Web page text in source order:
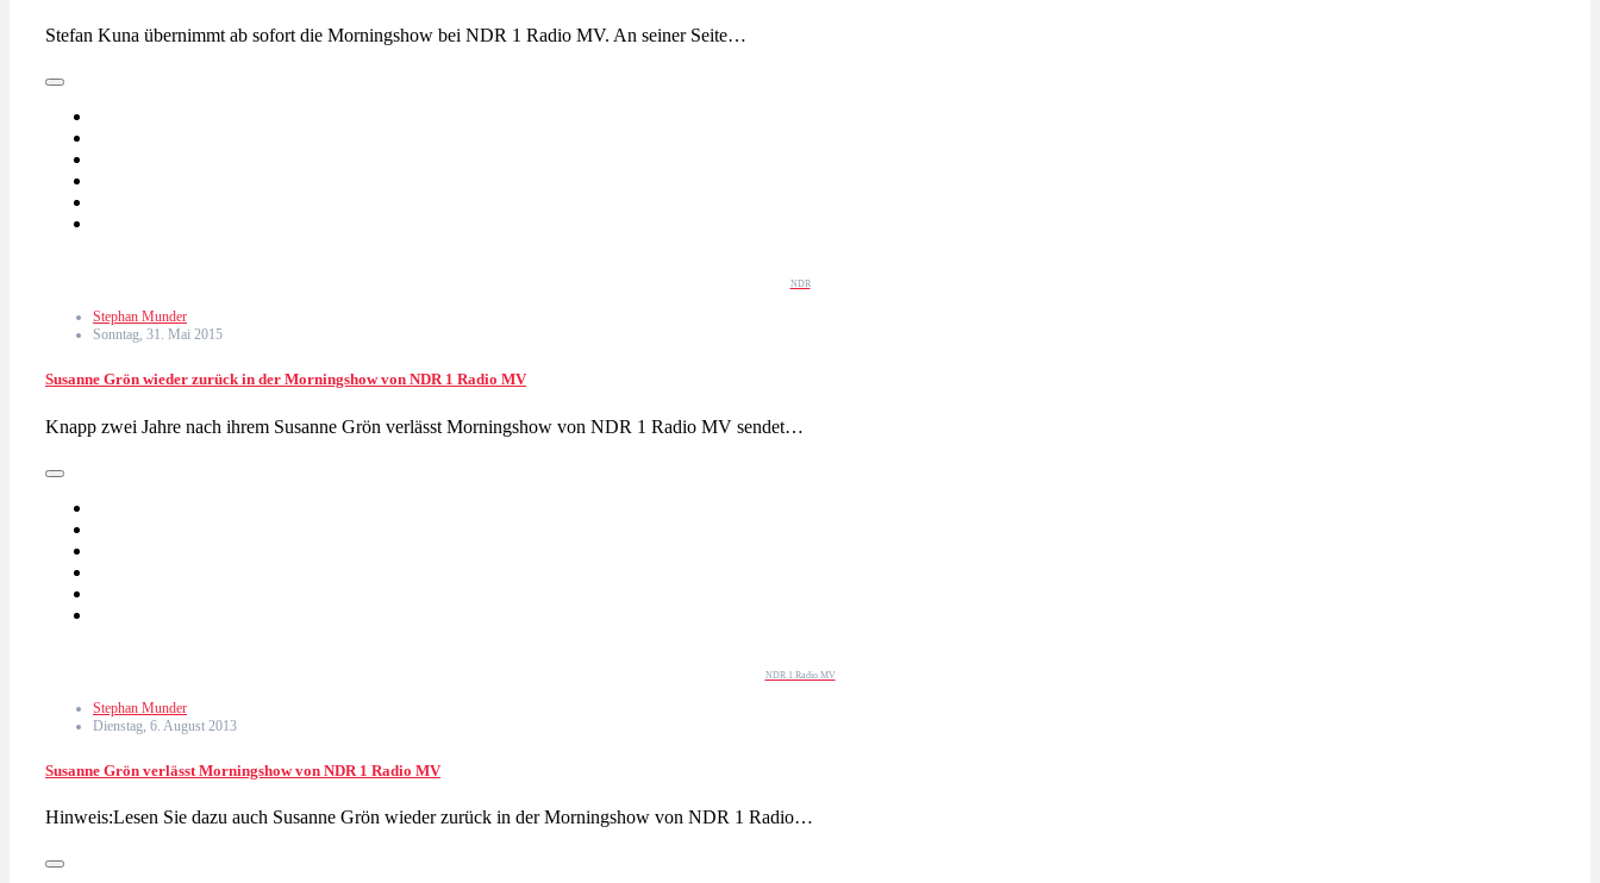
Stefan Kuna übernimmt ab sofort die Morningshow bei NDR 1 Radio MV. An seiner Seite…
NDR
Stephan Munder
Sonntag, 31. Mai 2015
Susanne Grön wieder zurück in der Morningshow von NDR 1 Radio MV
Knapp zwei Jahre nach ihrem Susanne Grön verlässt Morningshow von NDR 1 Radio MV sendet…
NDR 1 Radio MV
Stephan Munder
Dienstag, 6. August 2013
Susanne Grön verlässt Morningshow von NDR 1 Radio MV
Hinweis:Lesen Sie dazu auch Susanne Grön wieder zurück in der Morningshow von NDR 1 Radio…